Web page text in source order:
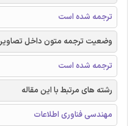
ترجمه شده است
وضعیت ترجمه متون داخل
ترجمه شده است
رشته های مرتبط با این مقاله
مهندسی فناوری اطلاعات